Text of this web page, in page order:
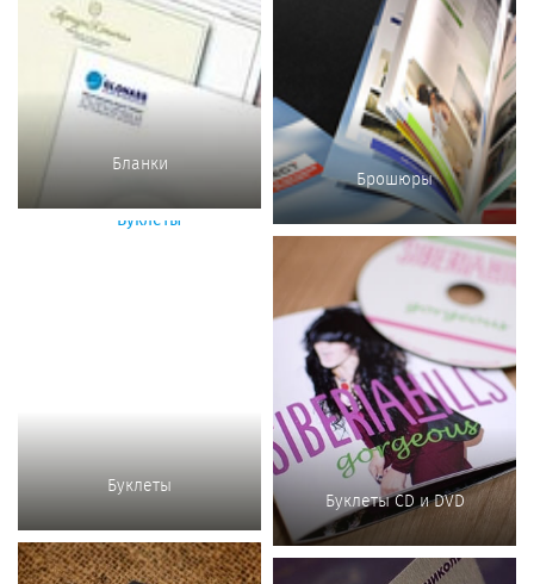
Бланки
Брошюры
Буклеты
Буклеты CD и DVD